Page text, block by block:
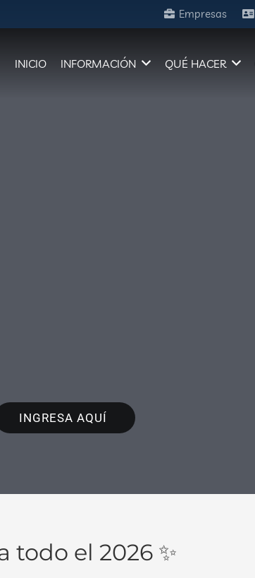
Empresas
INICIO INFORMACIÓN QUÉ HACER
INGRESA AQUÍ
todo el 2026 ✨